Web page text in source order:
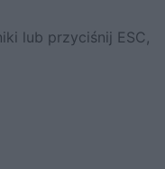
lub przyciśnij ESC,